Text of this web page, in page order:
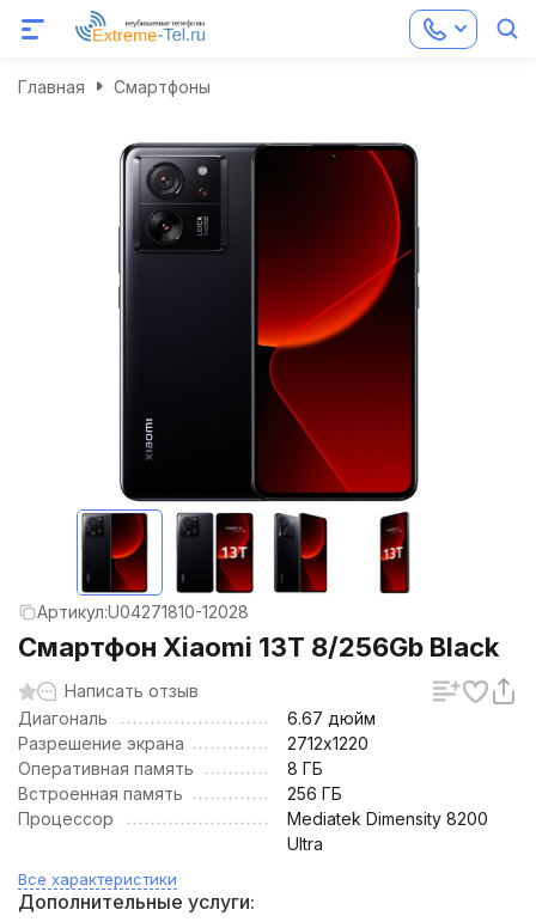
Главная Смартфоны
Артикул:U04271810-12028
Смартфон Xiaomi 13T 8/256Gb Black
Написать отзыв
Диагональ
6.67 дюйм
Разрешение экрана
2712х1220
Оперативная память
8 ГБ
Встроенная память
256 ГБ
Процессор
Mediatek Dimensity 8200
Ultra
Все характеристики
Дополнительные услуги: